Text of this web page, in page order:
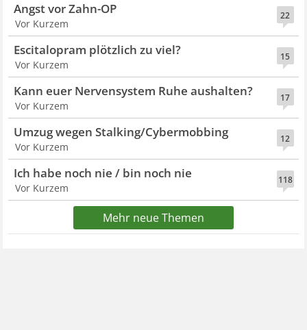
22
Angst vor Zahn-OP
Vor Kurzem
15
Escitalopram plötzlich zu viel?
Vor Kurzem
17
Kann euer Nervensystem Ruhe aushalten?
Vor Kurzem
12
Umzug wegen Stalking/Cybermobbing
Vor Kurzem
118
Ich habe noch nie / bin noch nie
Vor Kurzem
Mehr neue Themen